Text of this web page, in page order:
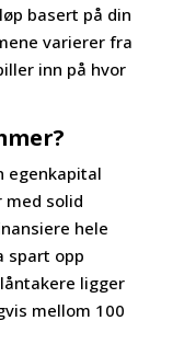
basert på din
varierer fra
inn på hvor
egenkapital
med solid
hele
spart opp
ligger
mellom 100